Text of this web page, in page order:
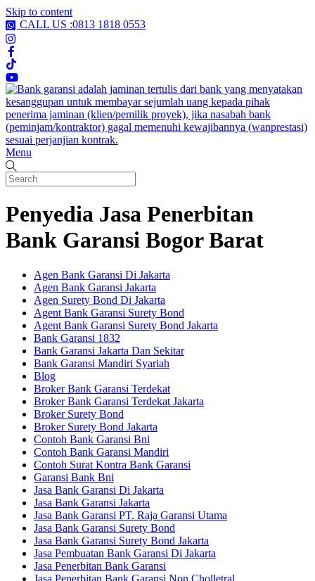
Skip to content
CALL US :0813 1818 0553
Menu
Penyedia Jasa Penerbitan
Bank Garansi Bogor Barat
Agen Bank Garansi Di Jakarta
Agen Bank Garansi Jakarta
Agen Surety Bond Di Jakarta
Agent Bank Garansi Surety Bond
Agent Bank Garansi Surety Bond Jakarta
Bank Garansi 1832
Bank Garansi Jakarta Dan Sekitar
Bank Garansi Mandiri Syariah
Blog
Broker Bank Garansi Terdekat
Broker Bank Garansi Terdekat Jakarta
Broker Surety Bond
Broker Surety Bond Jakarta
Contoh Bank Garansi Bni
Contoh Bank Garansi Mandiri
Contoh Surat Kontra Bank Garansi
Garansi Bank Bni
Jasa Bank Garansi Di Jakarta
Jasa Bank Garansi Jakarta
Jasa Bank Garansi PT. Raja Garansi Utama
Jasa Bank Garansi Surety Bond
Jasa Bank Garansi Surety Bond Jakarta
Jasa Pembuatan Bank Garansi Di Jakarta
Jasa Penerbitan Bank Garansi
Jasa Penerbitan Bank Garansi Non Cholletral